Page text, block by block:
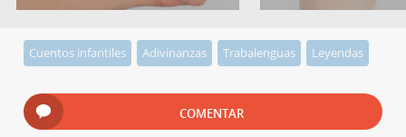
Cuentos infantiles Adivinanzas Trabalenguas Leyendas
COMENTAR